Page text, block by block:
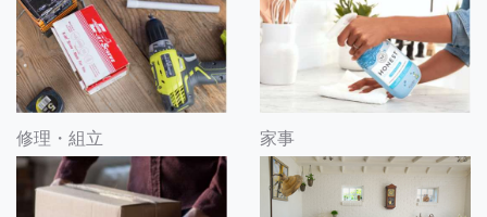
修理・組立 家事